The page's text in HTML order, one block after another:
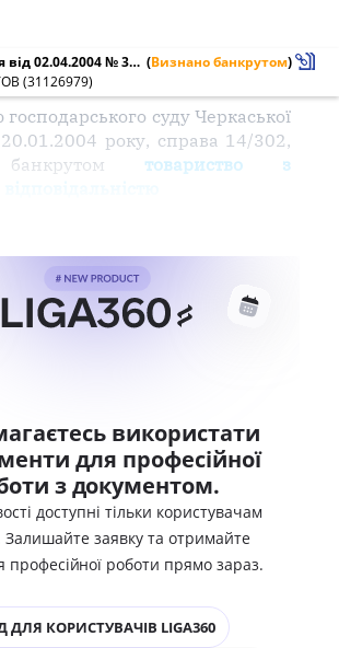
Оголошення від 02.04.2004 № 31126979 (Визнано банкрутом)
(31126979)
суду Черкаської
20.01.2004 року, справа 14/302,
товариство з
використати
для професійної
з документом.
доступні тільки користувачам
Залишайте заявку та отримайте
професійної роботи прямо зараз.
ДЛЯ КОРИСТУВАЧІВ LIGA360